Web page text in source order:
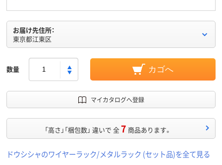
お届け先住所：
東京都江東区
数量 カゴへ
マイカタログへ登録
「高さ」「梱包数」 違いで 全7 商品あります。
ドウシシャのワイヤーラック/メタルラック (セット品)を全て見る